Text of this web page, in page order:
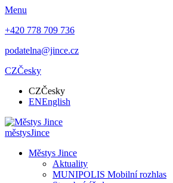
Menu
+420 778 709 736
podatelna@jince.cz
CZČesky
CZČesky
ENEnglish
městysJince
Městys Jince
Aktuality
MUNIPOLIS Mobilní rozhlas